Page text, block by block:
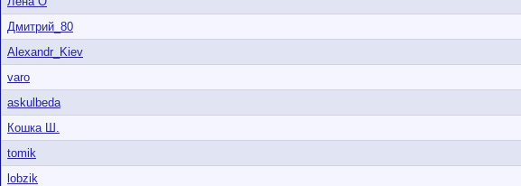
Дмитрий_80
Alexandr_Kiev
varo
askulbeda
Кошка Ш.
tomik
lobzik